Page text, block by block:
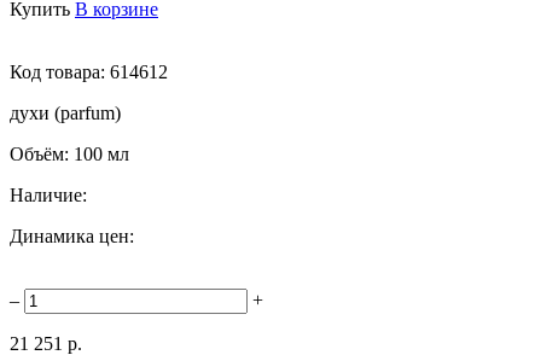
Купить В корзине
Код товара: 614612
духи (parfum)
Объём: 100 мл
Наличие:
Динамика цен:
– +
21 251 р.